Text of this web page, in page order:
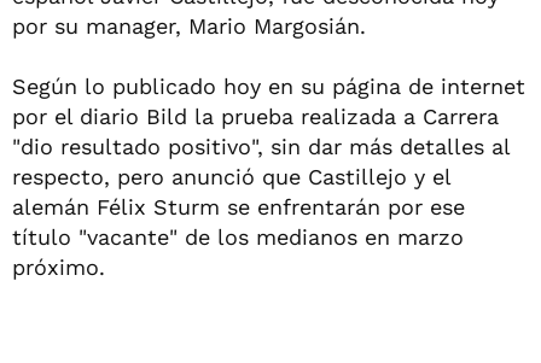
por su manager, Mario Margosián.
Según lo publicado hoy en su página de internet
por el diario Bild la prueba realizada a Carrera
"dio resultado positivo", sin dar más detalles al
respecto, pero anunció que Castillejo y el
alemán Félix Sturm se enfrentarán por ese
título "vacante" de los medianos en marzo
próximo.